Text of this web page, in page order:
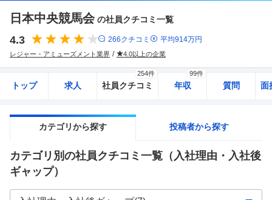
日本中央競馬会 の社員クチコミ一覧
4.3 266クチコミ 平均914万円
レジャー・アミューズメント業界 4.0以上の企業
トップ 求人 社員クチコミ
254件
年収
99件
質問 面
カテゴリから探す 投稿者から探す
カテゴリ別の社員クチコミ一覧 （入社理由・入社後
ギャップ）